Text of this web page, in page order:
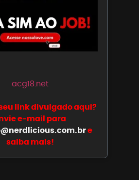
acg18.net
link divulgado aqui?
e-mail para
e
saiba mais!